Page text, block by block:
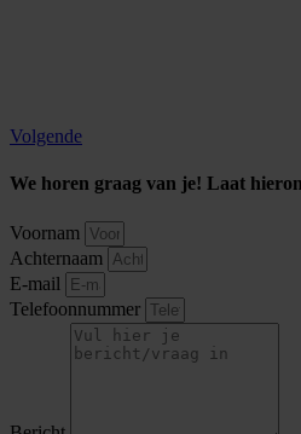
Volgende
We horen graag van je! Laat
Voornam
Achternaam
E-mail
Telefoonnummer